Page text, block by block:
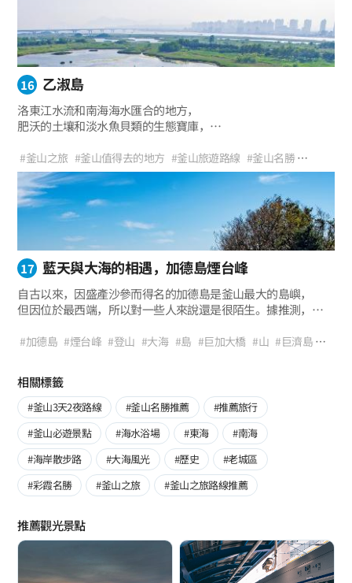
16 乙淑島
洛東江水流和南海海水匯合的地方，
肥沃的土壤和淡水魚貝類的生態寶庫，
探訪釜山美麗的島嶼——乙淑島。
#釜山之旅 #釜山值得去的地方 #釜山旅遊路線 #釜山名勝
#洛東江 #乙淑島 #釜山約會路線 #乙淑島生態公園 #釜山海鷗路
#洛東江河口生態中心
#日落名勝 #與孩子同遊 #與朋友同遊
17 藍天與大海的相遇，加德島煙台峰
自古以來，因盛產沙參而得名的加德島是釜山最大的島嶼，
但因位於最西端，所以對一些人來說還是很陌生。據推測，
也是經歷了壬辰倭亂和日本殖民統治時期，
#加德島 #煙台峰 #登山 #大海 #島 #巨加大橋 #山 #巨濟島
#釜山一日遊路線
相關標籤
#釜山3天2夜路線 #釜山名勝推薦
#推薦旅行
#釜山必遊景點
#海水浴場 #東海
#南海
#海岸散步路
#大海風光 #歷史
#老城區
#彩霞名勝
#釜山之旅 #釜山之旅路線推薦
推薦觀光景點